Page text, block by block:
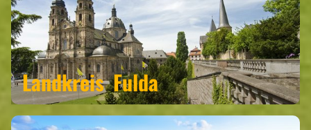
LandkreisFulda